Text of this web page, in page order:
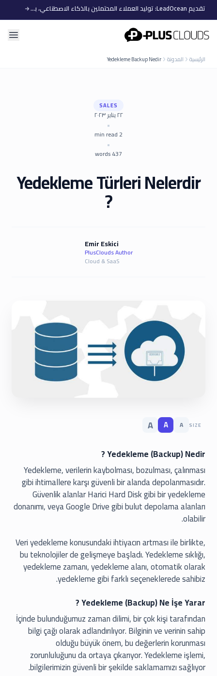
تقديم LeadOcean: توليد العملاء المحتملين بالذكاء الاصطناعي، بيانات منتقاة، توسع سهل
PlusClouds
الرئيسية المدونة Yedekleme Backup Nedir
SALES
٢٢ يناير ٢٠٢٣
•
2
•
437
Yedekleme Türleri Nelerdir
?
Emir Eskici
PlusClouds Author
Cloud & SaaS
SIZE
A
A
A
Yedekleme (Backup) Nedir ?
Yedekleme, verilerin kaybolması, bozulması, çalınması
gibi ihtimallere karşı güvenli bir alanda depolanmasıdır.
Güvenlik alanlar Harici Hard Disk gibi bir yedekleme
donanımı, veya Google Drive gibi bulut depolama alanları
olabilir.
Veri yedekleme konusundaki ihtiyacın artması ile birlikte,
bu teknolojiler de gelişmeye başladı. Yedekleme sıklığı,
yedekleme zamanı, yedekleme alanı, otomatik olarak
yedekleme gibi farklı seçeneklerede sahibiz.
Yedekleme (Backup) Ne İşe Yarar ?
İçinde bulunduğumuz zaman dilimi, bir çok kişi tarafından
bilgi çağı olarak adlandırılıyor. Bilginin ve verinin sahip
olduğu büyük önem, bu değerlerin korunması
zorunluluğunu da ortaya çıkarıyor. Yedekleme işlemi,
bilgilerimizin güvenli bir şekilde saklamamızı sağlıyor.